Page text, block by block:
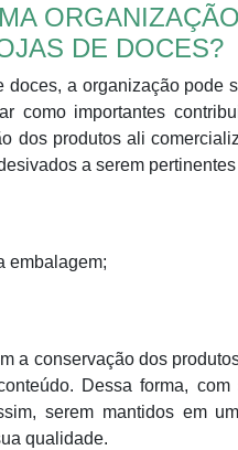
DE DOCES?
doces, a organização pode
como importantes
dos produtos ali
a serem
embalagem;
a conservação dos
Dessa forma,
serem mantidos em
qualidade.